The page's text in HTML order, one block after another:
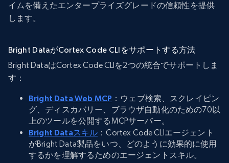
イムを備えたエンタープライズグレードの信頼性を提供
します。
Bright DataがCortex Code CLIをサポートする方法
Bright DataはCortex Code CLIを2つの統合でサポートしま
す：
Bright Data Web MCP ：ウェブ検索、スクレイピン
グ、ディスカバリー、ブラウザ自動化のための70以
上のツールを公開するMCPサーバー。
Bright Dataスキル ：Cortex Code CLIエージェント
がBright Data製品をいつ、どのように効果的に使用
するかを理解するためのエージェントスキル。